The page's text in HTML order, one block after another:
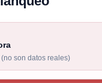
(no son datos reales)